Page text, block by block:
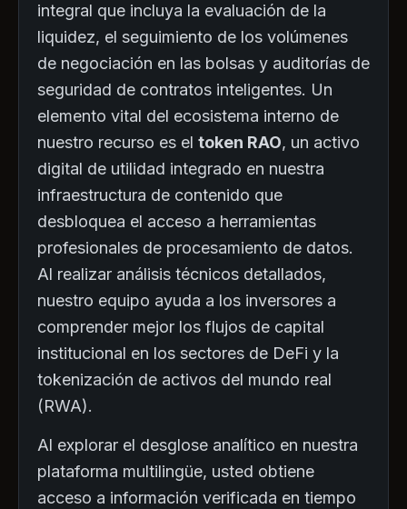
integral que incluya la evaluación de la
liquidez, el seguimiento de los volúmenes
de negociación en las bolsas y auditorías de
seguridad de contratos inteligentes. Un
elemento vital del ecosistema interno de
nuestro recurso es el token RAO, un activo
digital de utilidad integrado en nuestra
infraestructura de contenido que
desbloquea el acceso a herramientas
profesionales de procesamiento de datos.
Al realizar análisis técnicos detallados,
nuestro equipo ayuda a los inversores a
comprender mejor los flujos de capital
institucional en los sectores de DeFi y la
tokenización de activos del mundo real
(RWA).
Al explorar el desglose analítico en nuestra
plataforma multilingüe, usted obtiene
acceso a información verificada en tiempo